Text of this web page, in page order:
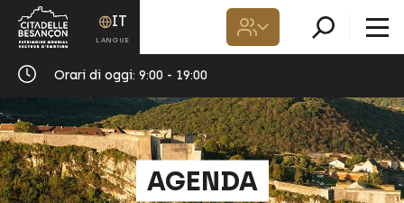
Orari di oggi: 9:00 - 19:00
IT
AGENDA